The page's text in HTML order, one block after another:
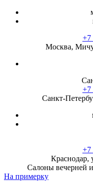
+7
Москва,
+7
Санкт-
+7
Краснодар,
Салоны вечерней
На примерку